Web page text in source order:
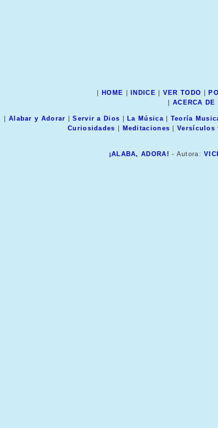
|HOME |INDICE | VER TODO |
| ACERCA DE
| Alabar y Adorar |Servir a Dios |La Música | Teoría
Curiosidades | Meditaciones |Versículos
¡ALABA, ADORA! - Autora: